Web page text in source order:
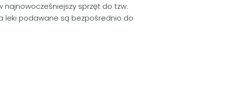
sprzęt do tzw.
leki podawane są bezpośrednio do